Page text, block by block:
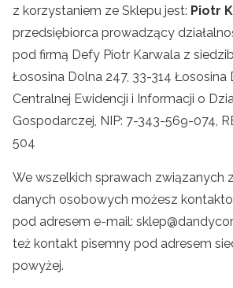
z korzystaniem ze Sklepu jest: Piotr
przedsiębiorca prowadzący
pod firmą Defy Piotr Karwala z
Łososina Dolna 247, 33-314
Centralnej Ewidencji i Informacji o
Gospodarczej, NIP: 7-343-569-074 ,
504
We wszelkich sprawach związanych
danych osobowych możesz
pod adresem e-mail:
też kontakt pisemny pod adresem
powyżej.